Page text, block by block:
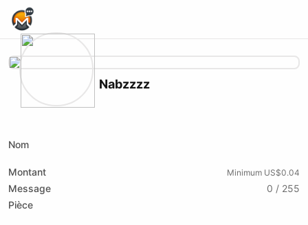
Home Page
Nabzzzz
Nom
Montant Minimum US$0.04
Message
0 / 255
Pièce